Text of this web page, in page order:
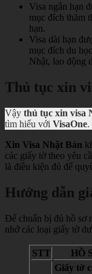
Visa ngắn hạn
mục đích thăm
hạn.
Visa dài hạn
mục đích du
Nhật, lao động
Thủ tục xin
Vậy thủ tục xin visa
tìm hiểu với VisaOne.
Xin Visa Nhật Bản
các giấy tờ theo yêu
là điều kiện đủ để
Hướng dẫn
Để chuẩn bị đủ hồ sơ
nhớ các loại giấy tờ
STT HỒ
Giấy tờ